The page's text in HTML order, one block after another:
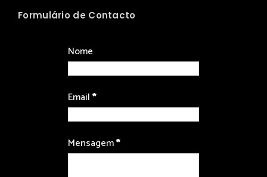
Formulário de Contacto
Nome
Email*
Mensagem*